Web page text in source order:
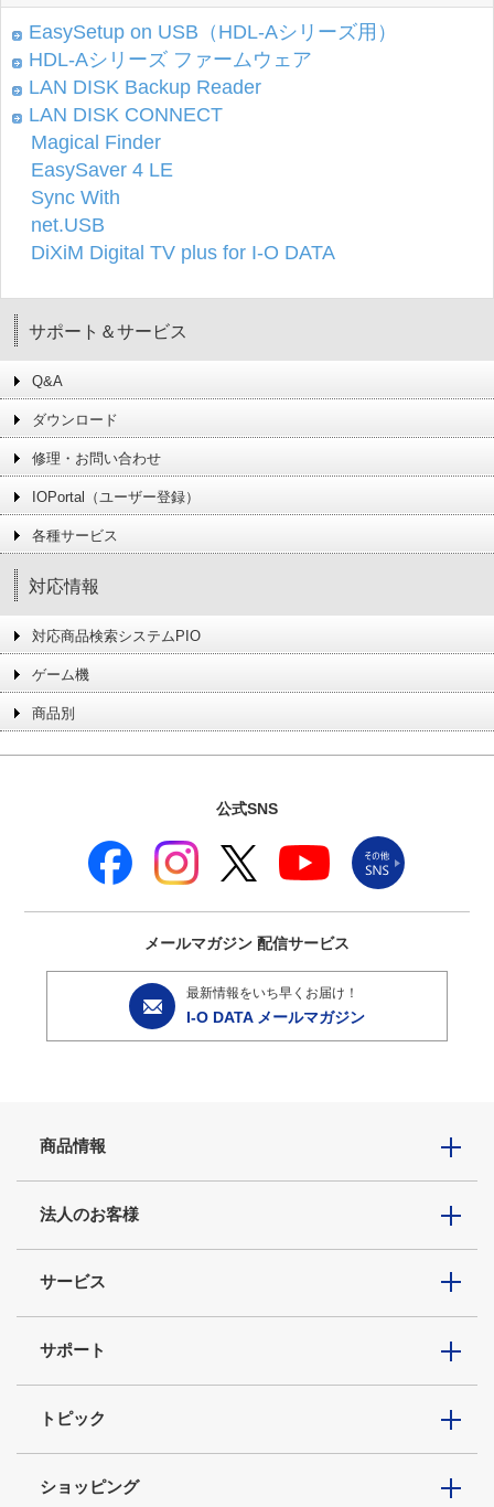
EasySetup on USB（HDL-Aシリーズ用）
HDL-Aシリーズ ファームウェア
LAN DISK Backup Reader
LAN DISK CONNECT
Magical Finder
EasySaver 4 LE
Sync With
net.USB
DiXiM Digital TV plus for I-O DATA
サポート＆サービス
Q&A
ダウンロード
修理・お問い合わせ
IOPortal（ユーザー登録）
各種サービス
対応情報
対応商品検索システムPIO
ゲーム機
商品別
公式SNS
メールマガジン 配信サービス
最新情報をいち早くお届け！
I-O DATA メールマガジン
商品情報
法人のお客様
サービス
サポート
トピック
ショッピング